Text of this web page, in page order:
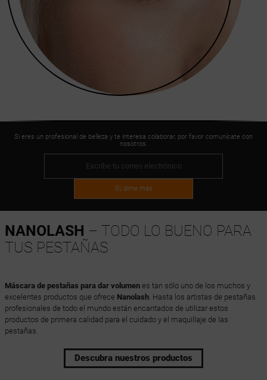
Si eres un profesional de belleza y te interesa colaborar, por favor comunícate con
nosotros.
Sí, dime más
NANOLASH – TODO LO BUENO PARA
TUS PESTAÑAS
Máscara de pestañas para dar volumenes tan sólo uno de los muchos y
excelentes productos que ofrece Nanolash. Hasta los artistas de pestañas
profesionales de todo el mundo están encantados de utilizar estos
productos de primera calidad para el cuidado y el maquillaje de las
pestañas.
Descubra nuestros productos